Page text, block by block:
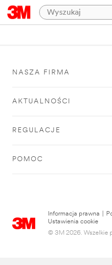
NASZA FIRMA
AKTUALNOŚCI
REGULACJE
POMOC
Informacja prawna
Ustawienia cookie
© 3M 2026. Wszelkie